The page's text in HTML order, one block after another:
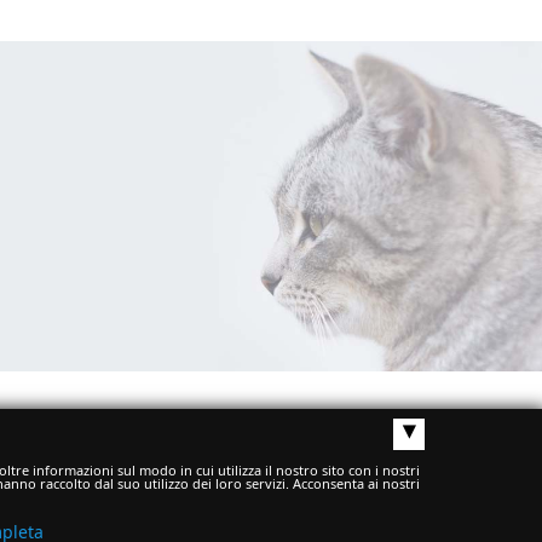
▴
informazioni sul modo in cui utilizza il nostro sito con i nostri
raccolto dal suo utilizzo dei loro servizi. Acconsenta ai nostri